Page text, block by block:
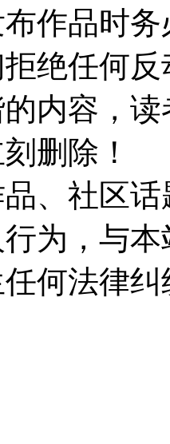
作品时
绝任何
内容，
删除！
、社区
为，与
何法律